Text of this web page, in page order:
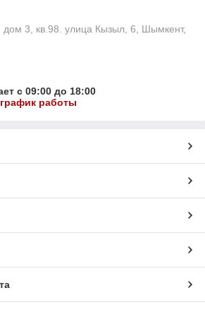
дом 3, кв.98. улица Кызыл, 6, Шымкент,
с 09:00 до 18:00
работы